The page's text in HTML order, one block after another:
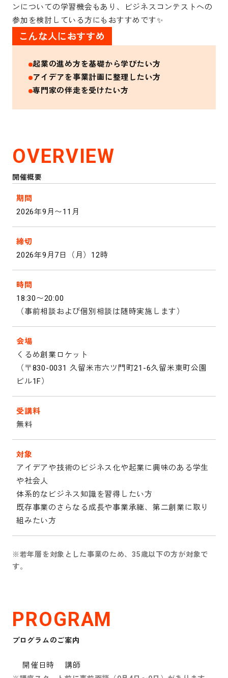
ンについての学習機会もあり、ビジネスコンテストへの
参加を検討している方にもおすすめです✨
こんな人におすすめ
起業の進め方を基礎から学びたい方
アイデアを事業計画に整理したい方
専門家の伴走を受けたい方
開催概要
OVERVIEW
期間
2026年9月〜11月
締切
2026年9月7日（月）12時
時間
18:30〜20:00
（事前相談および個別相談は随時実施します）
会場
くるめ創業ロケット
（〒830-0031 久留米市六ツ門町21-6久留米東町公園
ビル1F）
受講料
無料
対象
アイデアや技術のビジネス化や起業に興味のある学生
や社会人
体系的なビジネス知識を習得したい方
既存事業のさらなる成長や事業承継、第二創業に取り
組みたい方
※若年層を対象とした事業のため、35歳以下の方が対象で
す。
プログラムのご案内
PROGRAM
開催日時 講師